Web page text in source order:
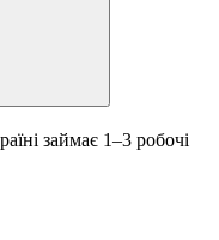
займає 1–3 робочі